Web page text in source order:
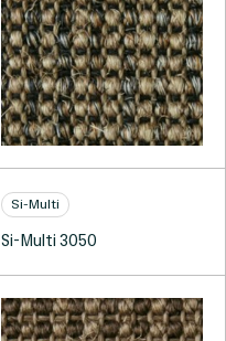
Si-Multi
Si-Multi 3050